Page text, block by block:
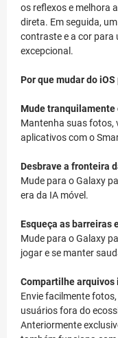
os reflexos e melhora
direta. Em seguida,
contraste e a cor para
excepcional.
Por que mudar do
Mude tranquilamente
Mantenha suas fotos,
aplicativos com o
Desbrave a fronteira
Mude para o Galaxy
era da IA móvel.
Esqueça as barreiras
Mude para o Galaxy
jogar e se manter
Compartilhe
Envie facilmente
usuários fora do
Anteriormente